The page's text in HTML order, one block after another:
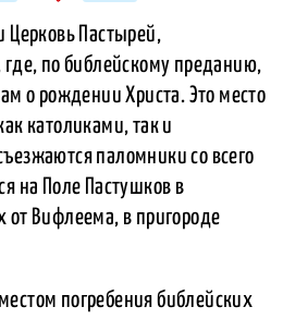
Церковь Пастырей,
по библейскому преданию,
о рождении Христа. Это место
католиками, так и
паломники со всего
на Поле Пастушков в
от Вифлеема, в пригороде
погребения библейских